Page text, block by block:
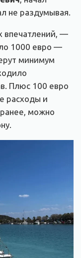
не раздумывая.
впечатлений, —
1000 евро —
минимум
Плюс 100 евро
расходы и
можно